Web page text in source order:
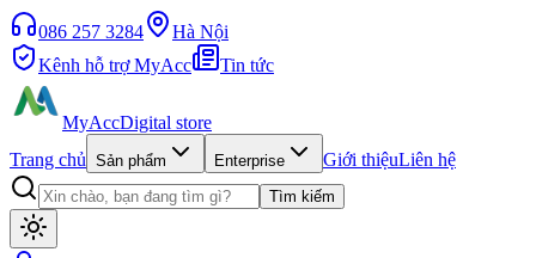
086 257 3284
Hà Nội
Kênh hỗ trợ MyAcc
Tin tức
MyAccDigital store
Trang chủ Sản phẩm Enterprise Giới thiệuLiên hệ
Tìm kiếm